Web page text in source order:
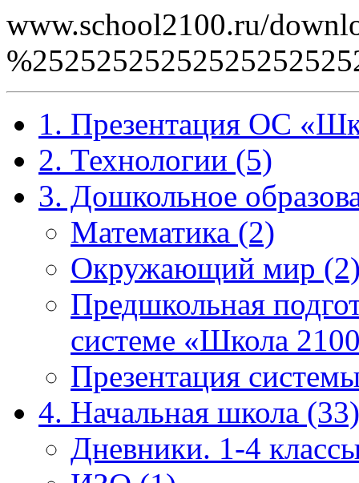
www.school2100.ru/
1. Презентация ОС
2. Технологии (5)
3. Дошкольное
Математика (2)
Окружающий мир
Предшкольная
системе «Школа
Презентация
4. Начальная школа (33)
Дневники. 1-4